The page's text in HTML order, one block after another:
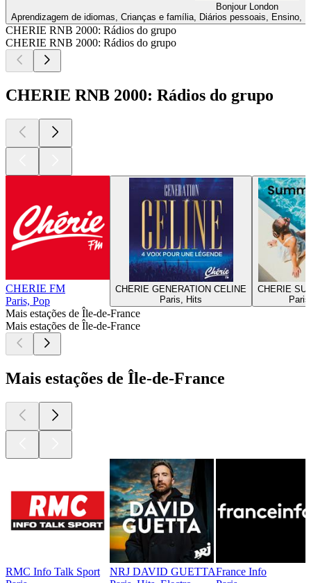
Bonjour London
Aprendizagem de idiomas, Crianças e família, Diários pessoais, Ensino,
CHERIE RNB 2000: Rádios do grupo
CHERIE RNB 2000: Rádios do grupo
CHERIE RNB 2000: Rádios do grupo
CHERIE FM
Paris, Pop
CHERIE GENERATION CELINE
Paris, Hits
CHERIE
Mais estações de Île-de-France
Mais estações de Île-de-France
Mais estações de Île-de-France
RMC Info Talk Sport
NRJ DAVID GUETTAFrance Info